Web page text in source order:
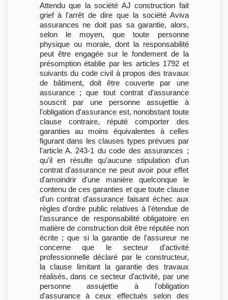
Attendu que la société AJ construction fait
grief à l'arrêt de dire que la société Aviva
assurances ne doit pas sa garantie, alors,
selon le moyen, que toute personne
physique ou morale, dont la responsabilité
peut être engagée sur le fondement de la
présomption établie par les articles 1792 et
suivants du code civil à propos des travaux
de bâtiment, doit être couverte par une
assurance ; que tout contrat d'assurance
souscrit par une personne assujettie à
l'obligation d'assurance est, nonobstant toute
clause contraire, réputé comporter des
garanties au moins équivalentes à celles
figurant dans les clauses types prévues par
l'article A. 243-1 du code des assurances ;
qu'il en résulte qu'aucune stipulation d'un
contrat d'assurance ne peut avoir pour effet
d'amoindrir d'une manière quelconque le
contenu de ces garanties et que toute clause
d'un contrat d'assurance faisant échec aux
règles d'ordre public relatives à l'étendue de
l'assurance de responsabilité obligatoire en
matière de construction doit être réputée non
écrite ; que si la garantie de l'assureur ne
concerne que le secteur d'activité
professionnelle déclaré par le constructeur,
la clause limitant la garantie des travaux
réalisés, dans ce secteur d'activité, par une
personne assujettie à l'obligation
d'assurance à ceux effectués selon des